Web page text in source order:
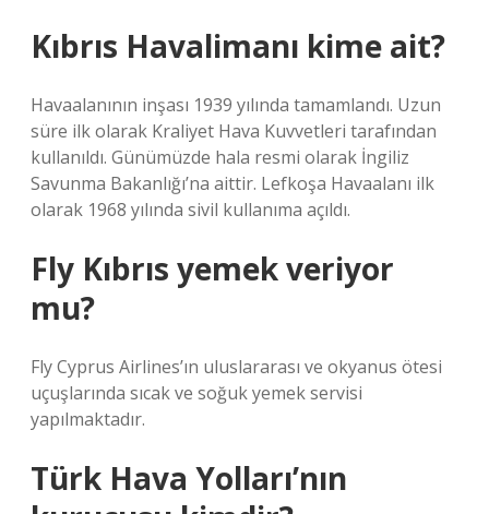
Kıbrıs Havalimanı kime ait?
Havaalanının inşası 1939 yılında tamamlandı. Uzun
süre ilk olarak Kraliyet Hava Kuvvetleri tarafından
kullanıldı. Günümüzde hala resmi olarak İngiliz
Savunma Bakanlığı’na aittir. Lefkoşa Havaalanı ilk
olarak 1968 yılında sivil kullanıma açıldı.
Fly Kıbrıs yemek veriyor
mu?
Fly Cyprus Airlines’ın uluslararası ve okyanus ötesi
uçuşlarında sıcak ve soğuk yemek servisi
yapılmaktadır.
Türk Hava Yolları’nın